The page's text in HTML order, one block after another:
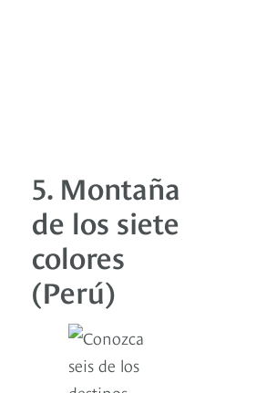
5. Montaña
de los siete
colores
(Perú)